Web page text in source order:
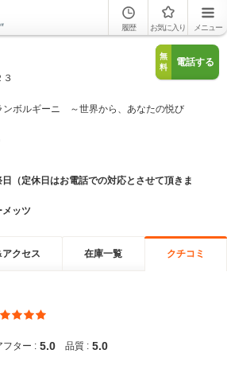
履歴 お気に入り メニュー
無
料
電話する
ンボルギーニ ～世界から、あなたの悦び
（定休日はお電話での対応とさせて頂きま
メッツ
クセス 在庫一覧 クチコミ
フター : 5.0 品質 : 5.0